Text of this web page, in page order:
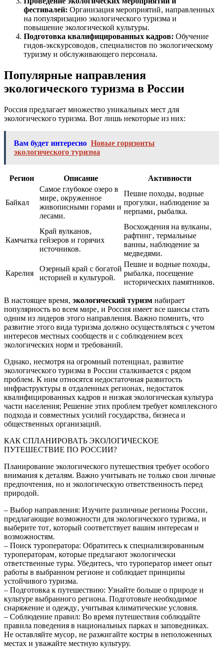
фестивалей: Организация мероприятий‚ направленных
на популяризацию экологического туризма и
повышение экологической культуры.
Подготовка квалифицированных кадров: Обучение
гидов-экскурсоводов‚ специалистов по экологическому
туризму и обслуживающего персонала.
Популярные направления
экологического туризма в России
Россия предлагает множество уникальных мест для
экологического туризма. Вот лишь некоторые из них:
Вам будет интересно Новые горизонты
экологического туризма
Регион Описание Активности
Байкал
Самое глубокое озеро в
мире‚ окруженное
живописными горами и
лесами.
Пешие походы‚ водные
прогулки‚ наблюдение за
нерпами‚ рыбалка.
Камчатка
Край вулканов‚
гейзеров и горячих
источников.
Восхождения на вулканы‚
рафтинг‚ термальные
ванны‚ наблюдение за
медведями.
Карелия
Озерный край с богатой
историей и культурой.
Пешие и водные походы‚
рыбалка‚ посещение
исторических памятников.
В настоящее время‚ экологический туризм набирает
популярность во всем мире‚ и Россия имеет все шансы стать
одним из лидеров этого направления. Важно помнить‚ что
развитие этого вида туризма должно осуществляться с учетом
интересов местных сообществ и с соблюдением всех
экологических норм и требований.
Однако‚ несмотря на огромный потенциал‚ развитие
экологического туризма в России сталкивается с рядом
проблем. К ним относятся недостаточная развитость
инфраструктуры в отдаленных регионах‚ недостаток
квалифицированных кадров и низкая экологическая культура
части населения; Решение этих проблем требует комплексного
подхода и совместных усилий государства‚ бизнеса и
общественных организаций.
КАК СПЛАНИРОВАТЬ ЭКОЛОГИЧЕСКОЕ
ПУТЕШЕСТВИЕ ПО РОССИИ?
Планирование экологического путешествия требует особого
внимания к деталям. Важно учитывать не только свои личные
предпочтения‚ но и экологическую ответственность перед
природой.
– Выбор направления: Изучите различные регионы России‚
предлагающие возможности для экологического туризма‚ и
выберите тот‚ который соответствует вашим интересам и
возможностям.
– Поиск туроператора: Обратитесь к специализированным
туроператорам‚ которые предлагают экологически
ответственные туры. Убедитесь‚ что туроператор имеет опыт
работы в выбранном регионе и соблюдает принципы
устойчивого туризма.
– Подготовка к путешествию: Узнайте больше о природе и
культуре выбранного региона. Подготовьте необходимое
снаряжение и одежду‚ учитывая климатические условия.
– Соблюдение правил: Во время путешествия соблюдайте
правила поведения в национальных парках и заповедниках.
Не оставляйте мусор‚ не разжигайте костры в неположенных
местах и уважайте местную культуру.